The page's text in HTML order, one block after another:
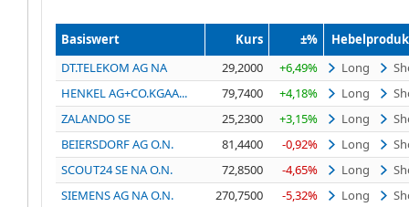
Basiswert Kurs ±%
DT.TELEKOM AG NA
29,2000 +6,49% Long
HENKEL AG+CO.KGAA...
79,7400 +4,18% Long
ZALANDO SE
25,2300 +3,15% Long
BEIERSDORF AG O.N.
81,4400 -0,92% Long
SCOUT24 SE NA O.N.
72,8500 -4,65% Long
SIEMENS AG NA O.N.
270,7500 -5,32% Long